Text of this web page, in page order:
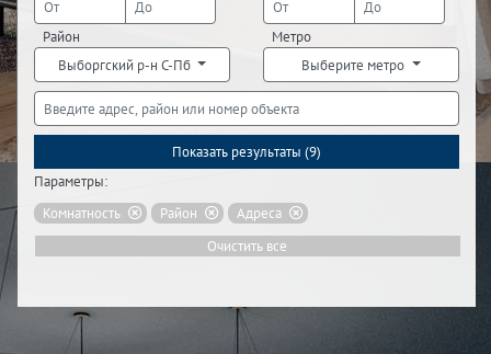
Район
Выборгский р-н С-Пб
Метро
Выберите метро
Показать результаты (9)
Параметры:
Комнатность
Район
Адреса
Очистить все